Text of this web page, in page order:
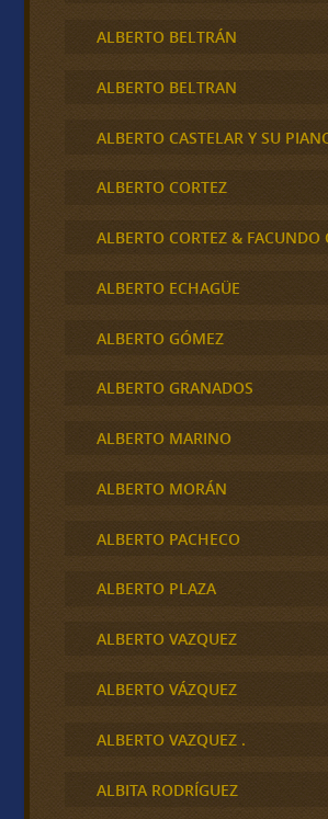
ALBERTO BELTRÁN
ALBERTO BELTRAN
ALBERTO CASTELAR Y SU
ALBERTO CORTEZ
ALBERTO CORTEZ & FACUNDO
ALBERTO ECHAGÜE
ALBERTO GÓMEZ
ALBERTO GRANADOS
ALBERTO MARINO
ALBERTO MORÁN
ALBERTO PACHECO
ALBERTO PLAZA
ALBERTO VAZQUEZ
ALBERTO VÁZQUEZ
ALBERTO VAZQUEZ .
ALBITA RODRÍGUEZ